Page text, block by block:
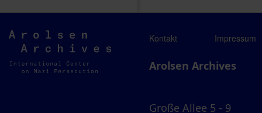
Arolsen
Archives
Kontakt Impressum
Arolsen Archives
Große Allee 5 - 9